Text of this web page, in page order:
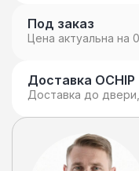
Под заказ
Цена актуальна на
Доставка OCHIP
Доставка до